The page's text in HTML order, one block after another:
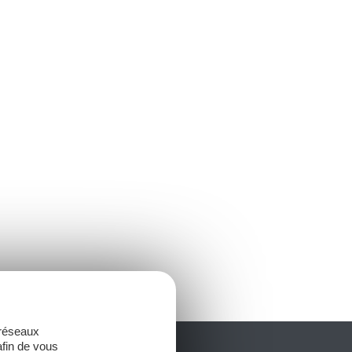
de vous